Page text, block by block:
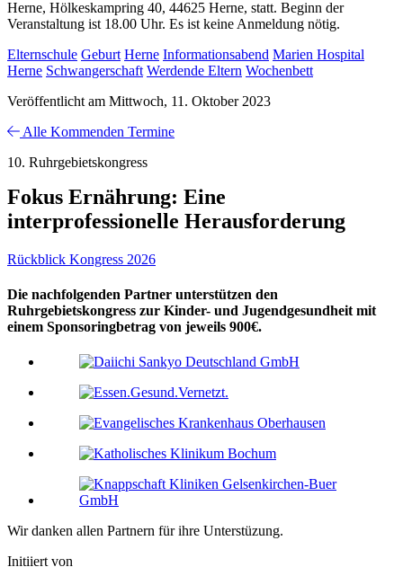
Herne, Hölkeskampring 40, 44625 Herne, statt. Beginn der
Veranstaltung ist 18.00 Uhr. Es ist keine Anmeldung nötig.
Elternschule Geburt Herne Informationsabend Marien Hospital
Herne Schwangerschaft Werdende Eltern Wochenbett
Veröffentlicht am Mittwoch, 11. Oktober 2023
Alle Kommenden Termine
10. Ruhrgebietskongress
Fokus Ernährung: Eine
interprofessionelle Herausforderung
Rückblick Kongress 2026
Die nachfolgenden Partner unterstützen den
Ruhrgebietskongress zur Kinder- und Jugendgesundheit mit
einem Sponsoringbetrag von jeweils 900€.
Wir danken allen Partnern für ihre Unterstüzung.
Initiiert von